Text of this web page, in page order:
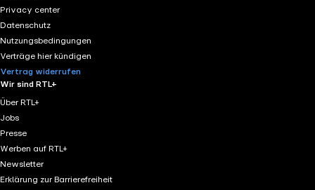
Privacy center
Datenschutz
Nutzungsbedingungen
Verträge hier kündigen
Vertrag widerrufen
Wir sind RTL+
Über RTL+
Jobs
Presse
Werben auf RTL+
Newsletter
Erklärung zur Barrierefreiheit